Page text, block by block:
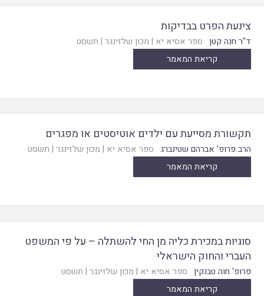
צינעת הפרט בבדיקות
ד"ר חנה קטן ספר אסיא יא | מכון שלזינגר | תשסט
קריאת המאמר
תקשורת מסייעת עם ילדים אוטיסטים או מפגרים
הרב פרופ' אברהם שטינברג ספר אסיא יא | מכון שלזינגר | תשסט
קריאת המאמר
סוגיות במכירת כליה מן החי להשתלה – על פי המשפט
העברי והחוק הישראלי
פרופ' חוה טבנקין ספר אסיא יא | מכון שלזינגר | תשסט
קריאת המאמר